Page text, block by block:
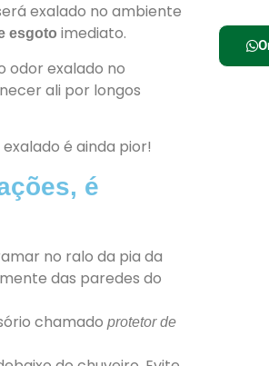
exalado no ambiente
esgoto imediato.
odor exalado no
ali por longos
é ainda pior!
é
no ralo da pia da
das paredes do
chamado protetor de